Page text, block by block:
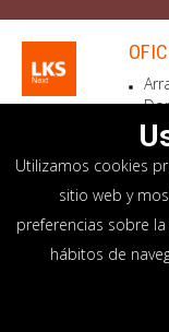
CP
+34
Utilizamos cookies
sitio web y
preferencias sobre
hábitos de